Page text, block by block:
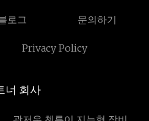
로그 문의하기
Privacy Policy
너 회사